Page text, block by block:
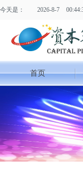
今天是： 2026-8-7
首页